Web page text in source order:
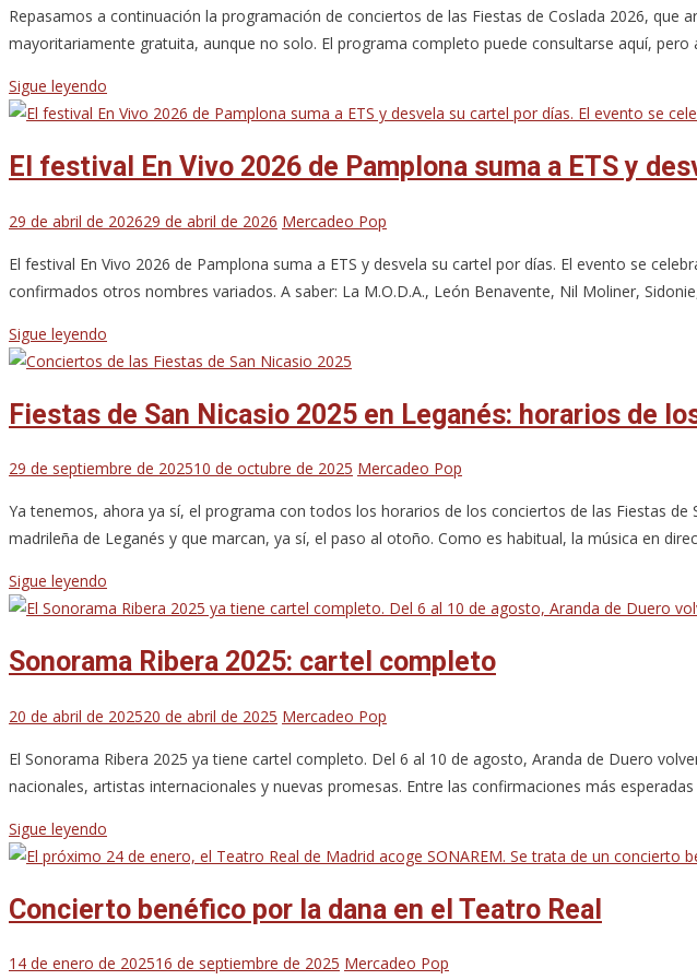
Repasamos a continuación la programación de conciertos de las Fiestas de Coslada 2026,
mayoritariamente gratuita, aunque no solo. El programa completo puede consultarse aquí,
Sigue leyendo
El festival En Vivo 2026 de Pamplona suma a ETS y
29 de abril de 202629 de abril de 2026 Mercadeo Pop
El festival En Vivo 2026 de Pamplona suma a ETS y desvela su cartel por días. El evento se
confirmados otros nombres variados. A saber: La M.O.D.A., León Benavente, Nil Moliner,
Sigue leyendo
Fiestas de San Nicasio 2025 en Leganés: horarios de
29 de septiembre de 202510 de octubre de 2025 Mercadeo Pop
Ya tenemos, ahora ya sí, el programa con todos los horarios de los conciertos de las Fiestas
madrileña de Leganés y que marcan, ya sí, el paso al otoño. Como es habitual, la música en
Sigue leyendo
Sonorama Ribera 2025: cartel completo
20 de abril de 202520 de abril de 2025 Mercadeo Pop
El Sonorama Ribera 2025 ya tiene cartel completo. Del 6 al 10 de agosto, Aranda de Duero
nacionales, artistas internacionales y nuevas promesas. Entre las confirmaciones más
Sigue leyendo
Concierto benéfico por la dana en el Teatro Real
14 de enero de 202516 de septiembre de 2025 Mercadeo Pop